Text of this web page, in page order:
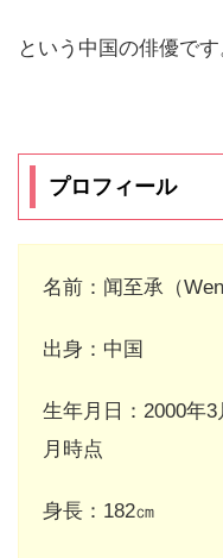
という中国の俳優です
プロフィール
名前：闻至承（Wen
出身：中国
生年月日：2000年
月時点
身長：182㎝